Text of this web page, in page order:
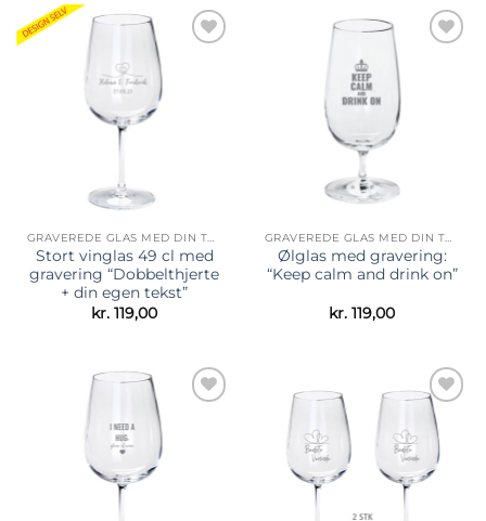
ønskeliste
GRAVEREDE GLAS MED DIN TEKST
Stort vinglas 49 cl med
gravering “Dobbelthjerte
+ din egen tekst”
kr. 119,00
ønskeliste
GRAVEREDE GLAS MED DIN TEKST
Ølglas med gravering:
“Keep calm and drink on”
kr. 119,00
ønskeliste
Tilføj til
ønskeliste